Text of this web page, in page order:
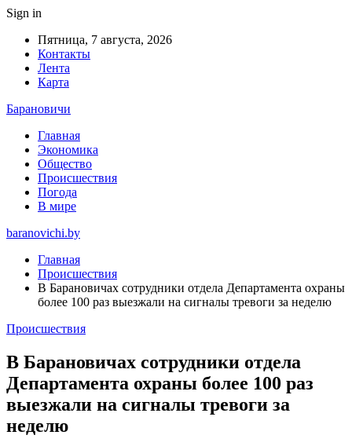
Sign in
Пятница, 7 августа, 2026
Контакты
Лента
Карта
Барановичи
Главная
Экономика
Общество
Происшествия
Погода
В мире
baranovichi.by
Главная
Происшествия
В Барановичах сотрудники отдела Департамента охраны
более 100 раз выезжали на сигналы тревоги за неделю
Происшествия
В Барановичах сотрудники отдела
Департамента охраны более 100 раз
выезжали на сигналы тревоги за
неделю